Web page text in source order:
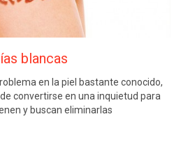
blancas
en la piel bastante conocido,
convertirse en una inquietud para
y buscan eliminarlas